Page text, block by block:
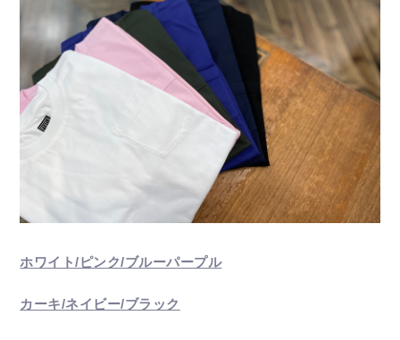
ホワイト/ピンク/ブルーパープル
カーキ/ネイビー/ブラック